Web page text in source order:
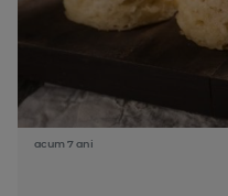
acum 7 ani